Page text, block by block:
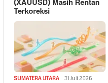
(XAUUSD) Masih Rentan
Terkoreksi
SUMATERA UTARA 31 Juli 2026